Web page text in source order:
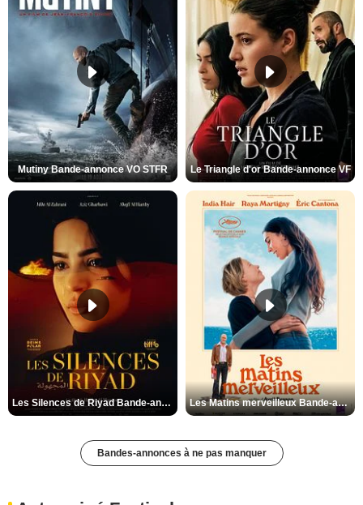
Mutiny Bande-annonce VO STFR Le Triangle d'or Bande-annonce VF
Les Silences de Riyad Bande-annonce VO STFR Les Matins merveilleux Bande-annonce VF
Bandes-annonces à ne pas manquer